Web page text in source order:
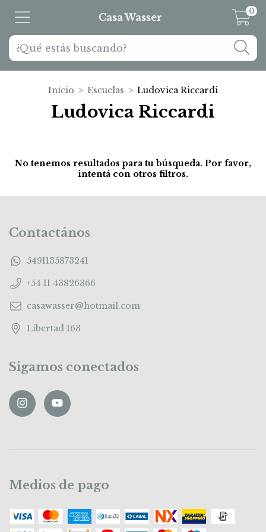
Casa Wasser
0
Inicio > Escuelas > Ludovica Riccardi
Ludovica Riccardi
No tenemos resultados para tu búsqueda. Por favor,
intentá con otros filtros.
Contactános
5491135873241
+54 11 43826366
casawasser@hotmail.com
Libertad 163
Sigamos conectados
Medios de pago